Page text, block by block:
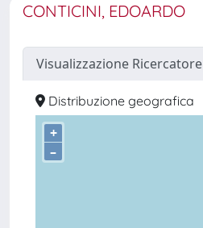
CONTICINI, EDOARDO
Visualizzazione Ricercatore
Distribuzione geografica
+
–